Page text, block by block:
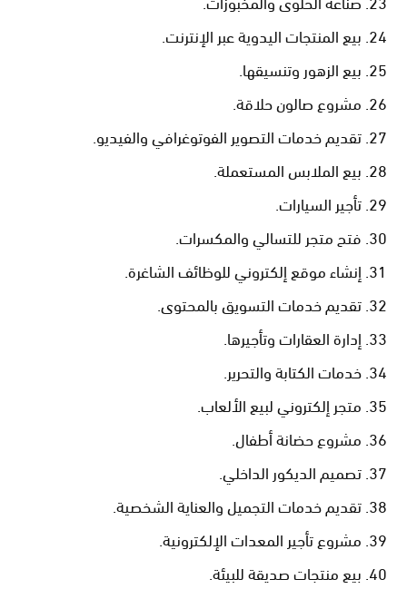
بيع المنتجات اليدوية عبر الإنترنت.
بيع الزهور وتنسيقها.
مشروع صالون حلاقة.
تقديم خدمات التصوير الفوتوغرافي والفيديو.
بيع الملابس المستعملة.
تأجير السيارات.
فتح متجر للتسالي والمكسرات.
إنشاء موقع إلكتروني للوظائف الشاغرة.
تقديم خدمات التسويق بالمحتوى.
إدارة العقارات وتأجيرها.
خدمات الكتابة والتحرير.
متجر إلكتروني لبيع الألعاب.
مشروع حضانة أطفال.
تصميم الديكور الداخلي.
تقديم خدمات التجميل والعناية الشخصية.
مشروع تأجير المعدات الإلكترونية.
بيع منتجات صديقة للبيئة.